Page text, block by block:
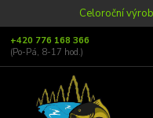
Celoroční
+420 776 168 366
(Po-Pá, 8-17 hod.)